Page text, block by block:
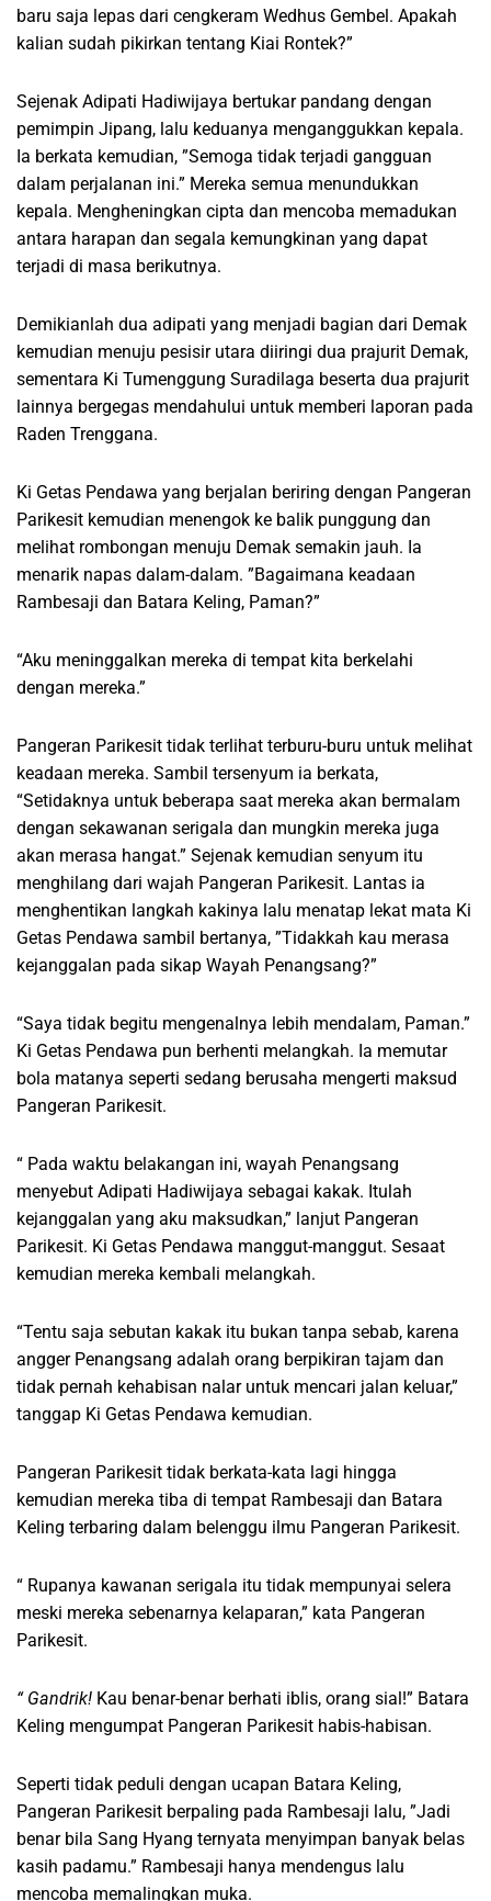
baru saja lepas dari cengkeram Wedhus Gembel. Apakah
kalian sudah pikirkan tentang Kiai Rontek?”
Sejenak Adipati Hadiwijaya bertukar pandang dengan
pemimpin Jipang, lalu keduanya menganggukkan kepala.
Ia berkata kemudian, ”Semoga tidak terjadi gangguan
dalam perjalanan ini.” Mereka semua menundukkan
kepala. Mengheningkan cipta dan mencoba memadukan
antara harapan dan segala kemungkinan yang dapat
terjadi di masa berikutnya.
Demikianlah dua adipati yang menjadi bagian dari Demak
kemudian menuju pesisir utara diiringi dua prajurit Demak,
sementara Ki Tumenggung Suradilaga beserta dua prajurit
lainnya bergegas mendahului untuk memberi laporan pada
Raden Trenggana.
Ki Getas Pendawa yang berjalan beriring dengan Pangeran
Parikesit kemudian menengok ke balik punggung dan
melihat rombongan menuju Demak semakin jauh. Ia
menarik napas dalam-dalam. ”Bagaimana keadaan
Rambesaji dan Batara Keling, Paman?”
“Aku meninggalkan mereka di tempat kita berkelahi
dengan mereka.”
Pangeran Parikesit tidak terlihat terburu-buru untuk melihat
keadaan mereka. Sambil tersenyum ia berkata,
“Setidaknya untuk beberapa saat mereka akan bermalam
dengan sekawanan serigala dan mungkin mereka juga
akan merasa hangat.” Sejenak kemudian senyum itu
menghilang dari wajah Pangeran Parikesit. Lantas ia
menghentikan langkah kakinya lalu menatap lekat mata Ki
Getas Pendawa sambil bertanya, ”Tidakkah kau merasa
kejanggalan pada sikap Wayah Penangsang?”
“Saya tidak begitu mengenalnya lebih mendalam, Paman.”
Ki Getas Pendawa pun berhenti melangkah. Ia memutar
bola matanya seperti sedang berusaha mengerti maksud
Pangeran Parikesit.
“ Pada waktu belakangan ini, wayah Penangsang
menyebut Adipati Hadiwijaya sebagai kakak. Itulah
kejanggalan yang aku maksudkan,” lanjut Pangeran
Parikesit. Ki Getas Pendawa manggut-manggut. Sesaat
kemudian mereka kembali melangkah.
“Tentu saja sebutan kakak itu bukan tanpa sebab, karena
angger Penangsang adalah orang berpikiran tajam dan
tidak pernah kehabisan nalar untuk mencari jalan keluar,”
tanggap Ki Getas Pendawa kemudian.
Pangeran Parikesit tidak berkata-kata lagi hingga
kemudian mereka tiba di tempat Rambesaji dan Batara
Keling terbaring dalam belenggu ilmu Pangeran Parikesit.
“ Rupanya kawanan serigala itu tidak mempunyai selera
meski mereka sebenarnya kelaparan,” kata Pangeran
Parikesit.
“ Gandrik! Kau benar-benar berhati iblis, orang sial!” Batara
Keling mengumpat Pangeran Parikesit habis-habisan.
Seperti tidak peduli dengan ucapan Batara Keling,
Pangeran Parikesit berpaling pada Rambesaji lalu, ”Jadi
benar bila Sang Hyang ternyata menyimpan banyak belas
kasih padamu.” Rambesaji hanya mendengus lalu
mencoba memalingkan muka.